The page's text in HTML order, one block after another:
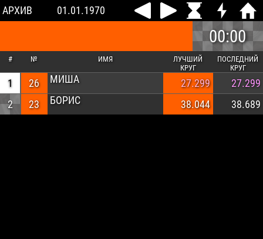
АРХИВ 01.01.1970
00:00
# № ИМЯ
ЛУЧШИЙ
КРУГ
ПОСЛЕДНИЙ
КРУГ
1 26 МИША 27.299
27.299
2
23 БОРИС 38.044 38.689